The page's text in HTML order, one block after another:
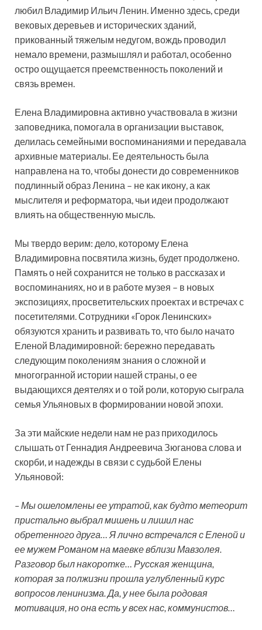
любил Владимир Ильич Ленин. Именно здесь, среди
вековых деревьев и исторических зданий,
прикованный тяжелым недугом, вождь проводил
немало времени, размышлял и работал, особенно
остро ощущается преемственность поколений и
связь времен.
Елена Владимировна активно участвовала в жизни
заповедника, помогала в организации выставок,
делилась семейными воспоминаниями и передавала
архивные материалы. Ее деятельность была
направлена на то, чтобы донести до современников
подлинный образ Ленина – не как икону, а как
мыслителя и реформатора, чьи идеи продолжают
влиять на общественную мысль.
Мы твердо верим: дело, которому Елена
Владимировна посвятила жизнь, будет продолжено.
Память о ней сохранится не только в рассказах и
воспоминаниях, но и в работе музея – в новых
экспозициях, просветительских проектах и встречах с
посетителями. Сотрудники «Горок Ленинских»
обязуются хранить и развивать то, что было начато
Еленой Владимировной: бережно передавать
следующим поколениям знания о сложной и
многогранной истории нашей страны, о ее
выдающихся деятелях и о той роли, которую сыграла
семья Ульяновых в формировании новой эпохи.
За эти майские недели нам не раз приходилось
слышать от Геннадия Андреевича Зюганова слова и
скорби, и надежды в связи с судьбой Елены
Ульяновой:
– Мы ошеломлены ее утратой, как будто метеорит
пристально выбрал мишень и лишил нас
обретенного друга… Я лично встречался с Еленой и
ее мужем Романом на маевке вблизи Мавзолея.
Разговор был накоротке… Русская женщина,
которая за полжизни прошла углубленный курс
вопросов ленинизма. Да, у нее была родовая
мотивация, но она есть у всех нас, коммунистов…